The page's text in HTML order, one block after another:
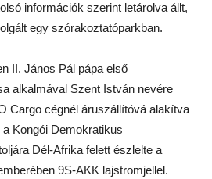
információk szerint letárolva állt,
egy szórakoztatóparkban.
II. János Pál pápa első
alkalmával Szent István nevére
Cargo cégnél áruszállítóvá alakítva
Kongói Demokratikus
Dél-Afrika felett észlelte a
9S-AKK lajstromjellel.